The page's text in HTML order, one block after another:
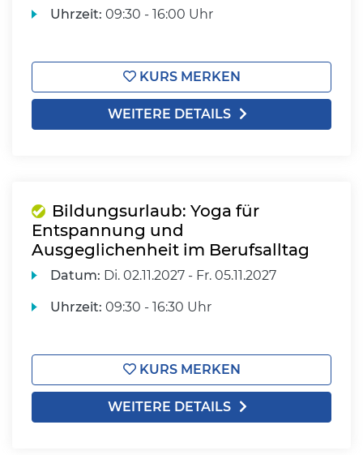
Uhrzeit: 09:30 - 16:00 Uhr
KURS MERKEN
WEITERE DETAILS
Bildungsurlaub: Yoga für
Entspannung und
Ausgeglichenheit im Berufsalltag
Datum: Di. 02.11.2027 - Fr. 05.11.2027
Uhrzeit: 09:30 - 16:30 Uhr
KURS MERKEN
WEITERE DETAILS